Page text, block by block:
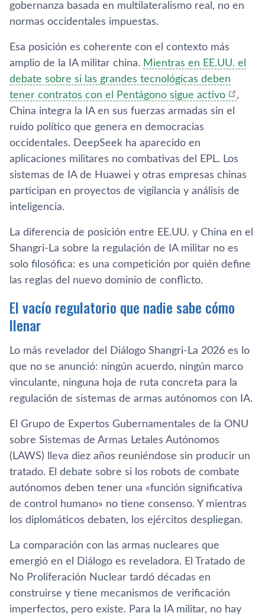
gobernanza basada en multilateralismo real, no en
normas occidentales impuestas.
Esa posición es coherente con el contexto más
amplio de la IA militar china. Mientras en EE.UU. el
debate sobre si las grandes tecnológicas deben
tener contratos con el Pentágono sigue activo
,
China integra la IA en sus fuerzas armadas sin el
ruido político que genera en democracias
occidentales. DeepSeek ha aparecido en
aplicaciones militares no combativas del EPL. Los
sistemas de IA de Huawei y otras empresas chinas
participan en proyectos de vigilancia y análisis de
inteligencia.
La diferencia de posición entre EE.UU. y China en el
Shangri-La sobre la regulación de IA militar no es
solo filosófica: es una competición por quién define
las reglas del nuevo dominio de conflicto.
El vacío regulatorio que nadie sabe cómo
llenar
Lo más revelador del Diálogo Shangri-La 2026 es lo
que no se anunció: ningún acuerdo, ningún marco
vinculante, ninguna hoja de ruta concreta para la
regulación de sistemas de armas autónomos con IA.
El Grupo de Expertos Gubernamentales de la ONU
sobre Sistemas de Armas Letales Autónomos
(LAWS) lleva diez años reuniéndose sin producir un
tratado. El debate sobre si los robots de combate
autónomos deben tener una «función significativa
de control humano» no tiene consenso. Y mientras
los diplomáticos debaten, los ejércitos despliegan.
La comparación con las armas nucleares que
emergió en el Diálogo es reveladora. El Tratado de
No Proliferación Nuclear tardó décadas en
construirse y tiene mecanismos de verificación
imperfectos, pero existe. Para la IA militar, no hay